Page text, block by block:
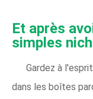
Et après
simples
Gardez à
dans les boîtes